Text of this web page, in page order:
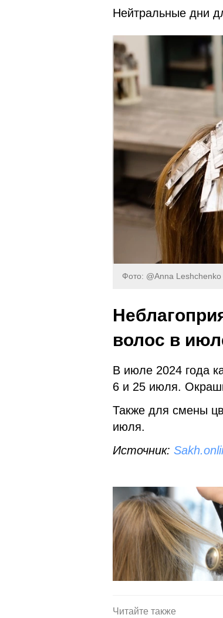
Нейтральные дни
Фото: @Anna
волос в
В июле 2024 года
6 и 25 июля.
Также для смены
июля.
Источник:
Читайте также